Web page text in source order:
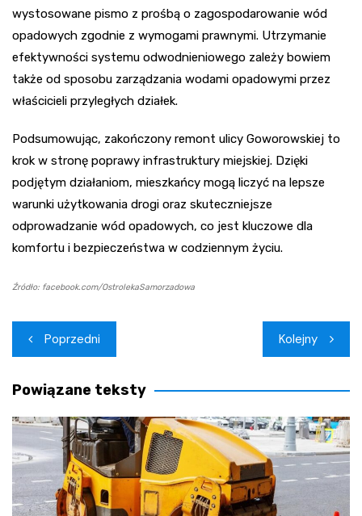
wystosowane pismo z prośbą o zagospodarowanie wód
opadowych zgodnie z wymogami prawnymi. Utrzymanie
efektywności systemu odwodnieniowego zależy bowiem
także od sposobu zarządzania wodami opadowymi przez
właścicieli przyległych działek.
Podsumowując, zakończony remont ulicy Goworowskiej to
krok w stronę poprawy infrastruktury miejskiej. Dzięki
podjętym działaniom, mieszkańcy mogą liczyć na lepsze
warunki użytkowania drogi oraz skuteczniejsze
odprowadzanie wód opadowych, co jest kluczowe dla
komfortu i bezpieczeństwa w codziennym życiu.
Źródło: facebook.com/OstrolekaSamorzadowa
Nawigacja
wpisu
Poprzedni Kolejny
Powiązane teksty